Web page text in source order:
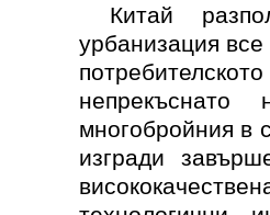
Китай
урбанизация
многобройния в
изгради